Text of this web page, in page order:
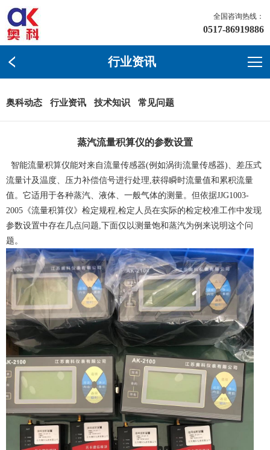
全国咨询热线：
0517-86919886
行业资讯
奥科动态 行业资讯 技术知识 常见问题
蒸汽流量积算仪的参数设置
智能流量积算仪能对来自流量传感器(例如涡街流量传感器)、差压式
流量计及温度、压力补偿信号进行处理,获得瞬时流量值和累积流量
值。它适用于各种蒸汽、液体、一般气体的测量。但依据JJG1003-
2005《流量积算仪》检定规程,检定人员在实际的检定校准工作中发现
参数设置中存在几点问题,下面仅以测量饱和蒸汽为例来说明这个问
题。